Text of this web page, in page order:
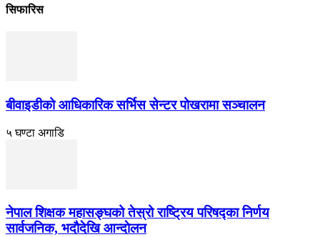
सिफारिस
बीवाइडीको आधिकारिक सर्भिस सेन्टर पोखरामा सञ्चालन
५ घण्टा अगाडि
नेपाल शिक्षक महासङ्घको तेस्रो राष्ट्रिय परिषद्का निर्णय
सार्वजनिक, भदाैदेखि आन्दाेलन